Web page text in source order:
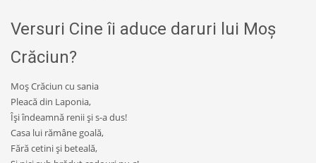
Versuri Cine îi aduce daruri lui Moș
Crăciun?
Moş Crăciun cu sania
Pleacă din Laponia,
Îşi îndeamnă renii şi s-a dus!
Casa lui rămâne goală,
Fără cetini şi beteală,